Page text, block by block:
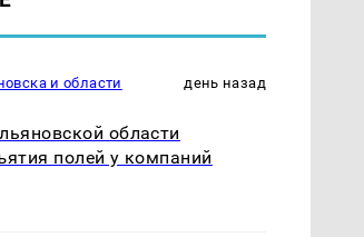
и области день назад
области
полей у компаний